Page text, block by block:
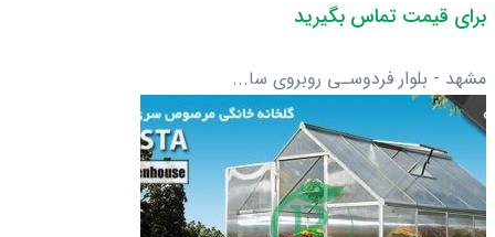
برای قیمت تماس بگیرید
مشهد - بلوار فردوسـی روبروی سا...